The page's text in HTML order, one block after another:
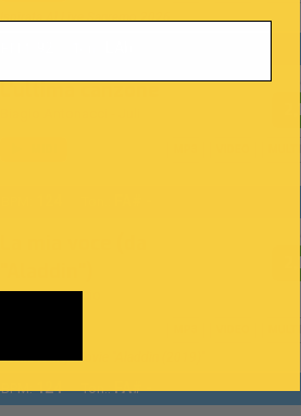
L'ultima canzone
Naomi Rivieccio
From Disney Movie "Aladdin (2019)"
BPM:124 Ton.:FA# -